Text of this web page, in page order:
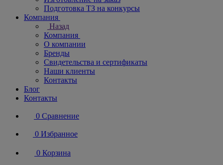
Подготовка ТЗ на конкурсы
Компания
Назад
Компания
О компании
Бренды
Свидетельства и сертификаты
Наши клиенты
Контакты
Блог
Контакты
0 Сравнение
0 Избранное
0 Корзина